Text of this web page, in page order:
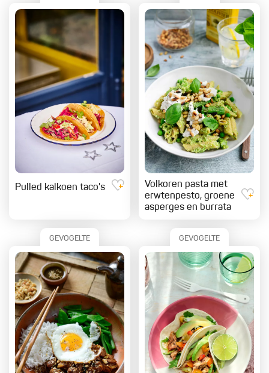
Pulled kalkoen taco's
Volkoren pasta met
erwtenpesto, groene
asperges en burrata
GEVOGELTE GEVOGELTE